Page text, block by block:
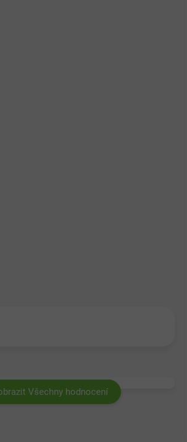
Všechny hodnocení